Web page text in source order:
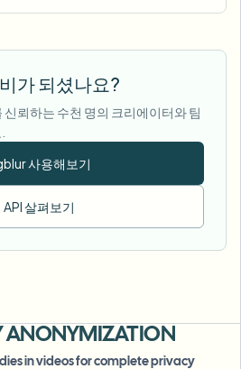
가 되셨나요?
뢰하는 수천 명의 크리에이터와 팀
사용해보기
API 살펴보기
ANONYMIZATION
in videos for complete privacy